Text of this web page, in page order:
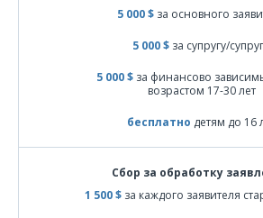
5 000 $за основного
5 000 $ за супругу/
5 000 $ за финансово
возрастом 17-30 лет
бесплатно детям до 16
Сбор за обработку
1 500 $ за каждого заявителя